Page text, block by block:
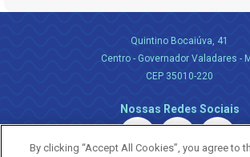
Quintino Bocaiúva, 41
Centro - Governador Valadares -
CEP 35010-220
Nossas Redes Sociais
By clicking “Accept All Cookies”, you agree to